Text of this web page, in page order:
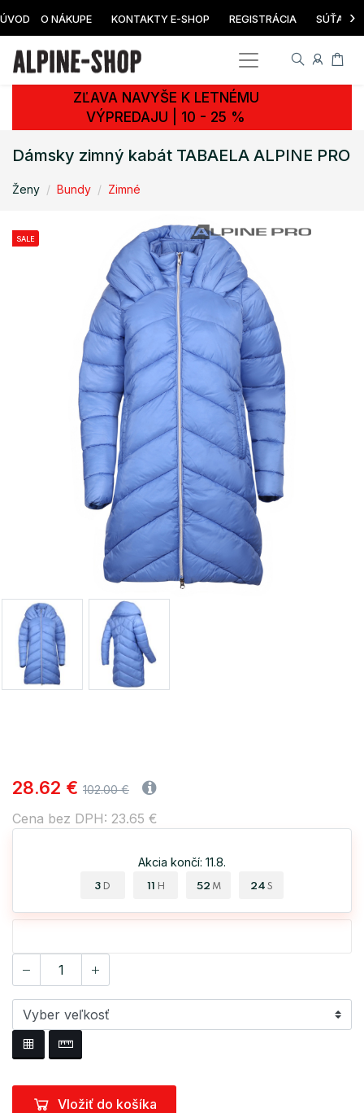
ÚVOD O NÁKUPE KONTAKTY E-SHOP REGISTRÁCIA SÚŤAŽ ›
ZĽAVA NAVYŠE K LETNÉMU
VÝPREDAJU | 10 - 25 %
Dámsky zimný kabát TABAELA ALPINE PRO
Ženy Bundy Zimné
SALE
28.62 € 102.00 €
Cena bez DPH: 23.65 €
Akcia končí: 11.8.
3 D 11 H 52 M 24 S
Vložiť do košíka